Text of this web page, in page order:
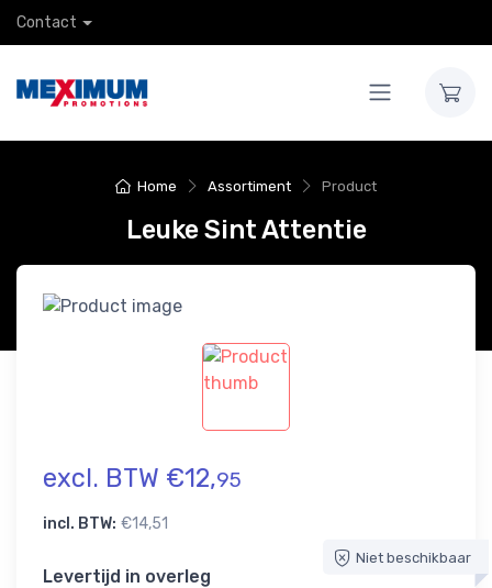
Contact
Home Assortiment Product
Leuke Sint Attentie
excl. BTW €12,95
incl. BTW: €14,51
Niet beschikbaar
Levertijd in overleg